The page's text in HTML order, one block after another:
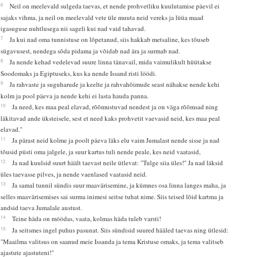
6
Neil on meelevald sulgeda taevas, et nende prohvetliku kuulutamise päevil ei
sajaks vihma, ja neil on meelevald vete üle muuta neid vereks ja lüüa maad
igasuguse nuhtlusega nii sageli kui nad vaid tahavad.
7
Ja kui nad oma tunnistuse on lõpetanud, siis hakkab metsaline, kes tõuseb
sügavusest, nendega sõda pidama ja võidab nad ära ja surmab nad.
8
Ja nende kehad vedelevad suure linna tänavail, mida vaimulikult hüütakse
Soodomaks ja Egiptuseks, kus ka nende Issand risti löödi.
9
Ja rahvaste ja suguharude ja keelte ja rahvahõimude seast nähakse nende kehi
kolm ja pool päeva ja nende kehi ei lasta hauda panna.
10
Ja need, kes maa peal elavad, rõõmustuvad nendest ja on väga rõõmsad ning
läkitavad ande üksteisele, sest et need kaks prohvetit vaevasid neid, kes maa peal
elavad."
11
Ja pärast neid kolme ja poolt päeva läks elu vaim Jumalast nende sisse ja nad
tõusid püsti oma jalgele, ja suur kartus tuli nende peale, kes neid vaatasid,
12
Ja nad kuulsid suurt häält taevast neile ütlevat: "Tulge siia üles!" Ja nad läksid
üles taevasse pilves, ja nende vaenlased vaatasid neid.
13
Ja samal tunnil sündis suur maavärisemine, ja kümnes osa linna langes maha, ja
selles maavärisemises sai surma inimesi seitse tuhat nime. Siis teised lõid kartma ja
andsid taeva Jumalale austust.
14 Teine häda on möödas, vaata, kolmas häda tuleb varsti!
15
Ja seitsmes ingel puhus pasunat. Siis sündisid suured hääled taevas ning ütlesid:
"Maailma valitsus on saanud meie Issanda ja tema Kristuse omaks, ja tema valitseb
ajastute ajastuteni!"